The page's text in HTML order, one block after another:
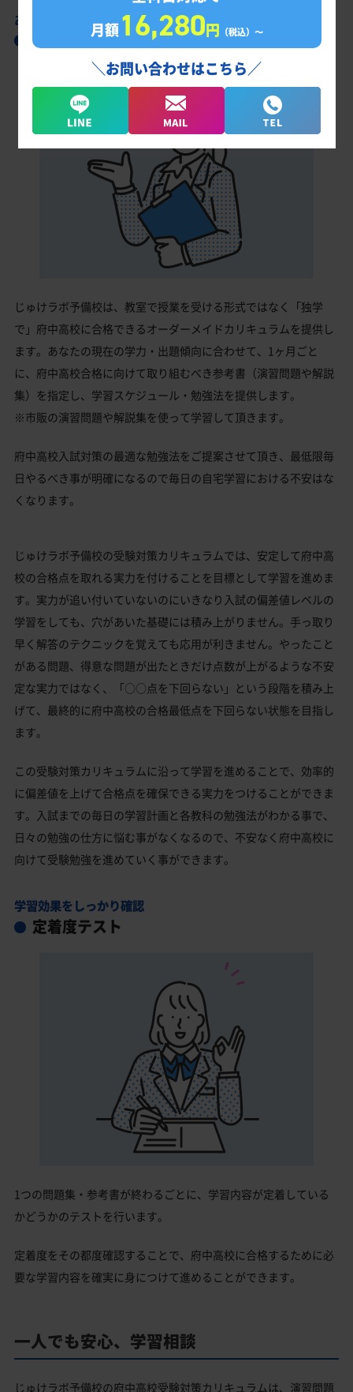
あなただけの学習計画だから成果が出る！
府中高校合格に向けた受験対策カリキュラム
じゅけラボ予備校は、教室で授業を受ける形式ではなく「独学
で」府中高校に合格できるオーダーメイドカリキュラムを提供し
ます。あなたの現在の学力・出題傾向に合わせて、1ヶ月ごと
に、府中高校合格に向けて取り組むべき参考書（演習問題や解説
集）を指定し、学習スケジュール・勉強法を提供します。
※市販の演習問題や解説集を使って学習して頂きます。
府中高校入試対策の最適な勉強法をご提案させて頂き、最低限毎
日やるべき事が明確になるので毎日の自宅学習における不安はな
くなります。
じゅけラボ予備校の受験対策カリキュラムでは、安定して府中高
校の合格点を取れる実力を付けることを目標として学習を進めま
す。実力が追い付いていないのにいきなり入試の偏差値レベルの
学習をしても、穴があいた基礎には積み上がりません。手っ取り
早く解答のテクニックを覚えても応用が利きません。やったこと
がある問題、得意な問題が出たときだけ点数が上がるような不安
定な実力ではなく、「○○点を下回らない」という段階を積み上
げて、最終的に府中高校の合格最低点を下回らない状態を目指し
ます。
この受験対策カリキュラムに沿って学習を進めることで、効率的
に偏差値を上げて合格点を確保できる実力をつけることができま
す。入試までの毎日の学習計画と各教科の勉強法がわかる事で、
日々の勉強の仕方に悩む事がなくなるので、不安なく府中高校に
向けて受験勉強を進めていく事ができます。
学習効果をしっかり確認
定着度テスト
1つの問題集・参考書が終わるごとに、学習内容が定着している
かどうかのテストを行います。
定着度をその都度確認することで、府中高校に合格するために必
要な学習内容を確実に身につけて進めることができます。
一人でも安心、学習相談
じゅけラボ予備校の府中高校受験対策カリキュラムは、演習問題
月額16,280円 （税込）〜
＼お問い合わせはこちら／